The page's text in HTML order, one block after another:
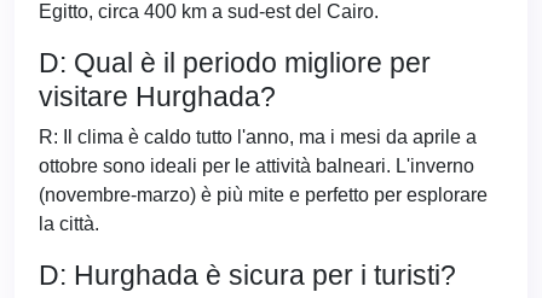
Egitto, circa 400 km a sud-est del Cairo.
D: Qual è il periodo migliore per
visitare Hurghada?
R: Il clima è caldo tutto l'anno, ma i mesi da aprile a
ottobre sono ideali per le attività balneari. L'inverno
(novembre-marzo) è più mite e perfetto per esplorare
la città.
D: Hurghada è sicura per i turisti?